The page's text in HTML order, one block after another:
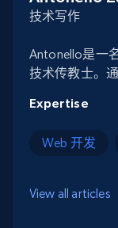
技术写作
Antonello是一
技术传教士。
Expertise
Web 开发
View all articles